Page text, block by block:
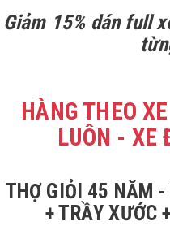
Giảm 15% dán full
HÀNG THEO
LUÔN - XE
THỢ GIỎI 45 NĂM -
+ TRẦY XƯỚC